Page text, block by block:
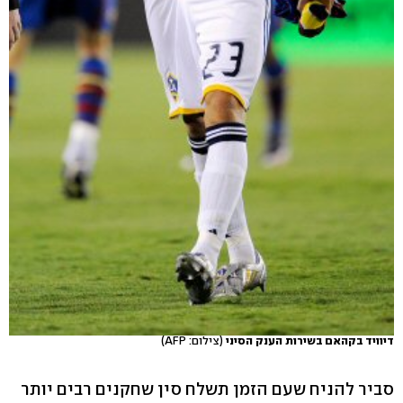
דיוויד בקהאם בשירות הענק הסיני (צילום: AFP)
סביר להניח שעם הזמן תשלח סין שחקנים רבים יותר